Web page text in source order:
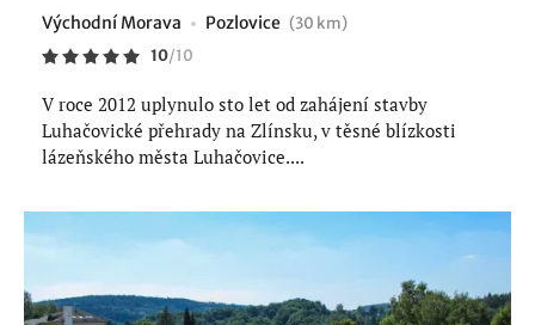
Východní Morava Pozlovice (30 km)
10/10
V roce 2012 uplynulo sto let od zahájení stavby
Luhačovické přehrady na Zlínsku, v těsné blízkosti
lázeňského města Luhačovice....